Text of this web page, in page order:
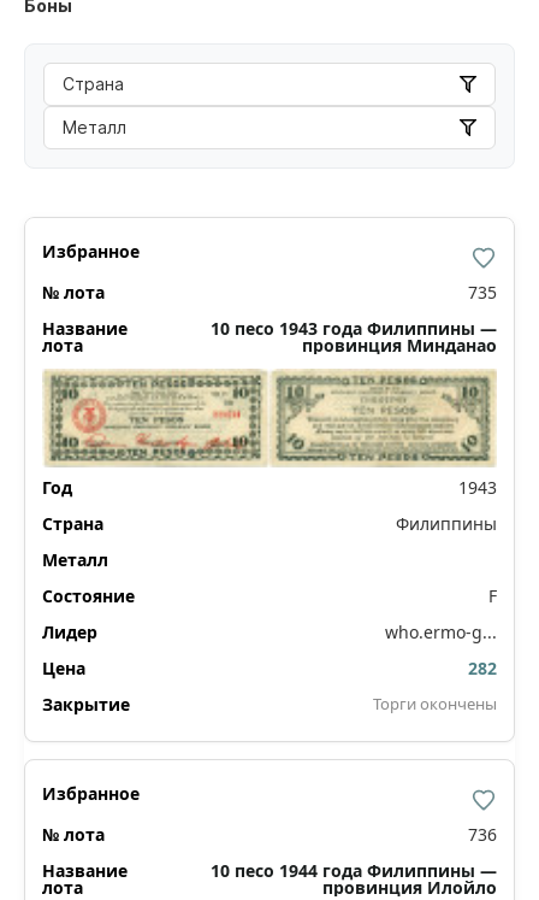
Боны
Страна
Металл
735
10 песо 1943 года Филиппины —
провинция Минданао
1943
Филиппины
F
who.ermo-g...
282
Торги окончены
736
10 песо 1944 года Филиппины —
провинция Илойло